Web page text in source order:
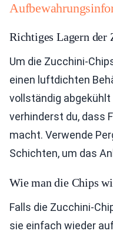
Richtiges Lagern der
Um die Zucchini-
einen luftdichten
vollständig abgekühlt
verhinderst du, dass
macht. Verwende
Schichten, um das
Wie man die Chips
Falls die Zucchini-
sie einfach wieder